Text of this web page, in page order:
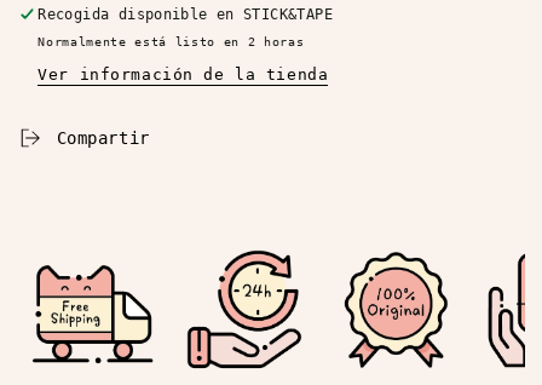
Recogida disponible enSTICK&TAPE
Normalmente está listo en 2 horas
Ver información de la tienda
Compartir